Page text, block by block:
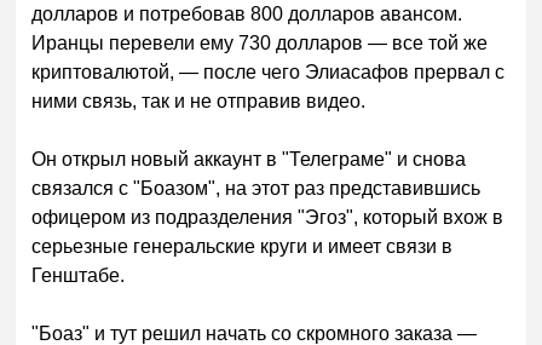
долларов и потребовав 800 долларов авансом.
Иранцы перевели ему 730 долларов — все той же
криптовалютой, — после чего Элиасафов прервал с
ними связь, так и не отправив видео.
Он открыл новый аккаунт в "Телеграме" и снова
связался с "Боазом", на этот раз представившись
офицером из подразделения "Эгоз", который вхож в
серьезные генеральские круги и имеет связи в
Генштабе.
"Боаз" и тут решил начать со скромного заказа —